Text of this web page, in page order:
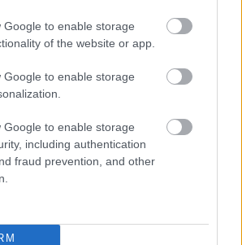
Google to enable storage
of the website or app.
Google to enable storage
Google to enable storage
including authentication
fraud prevention, and other
HIRDETÉS